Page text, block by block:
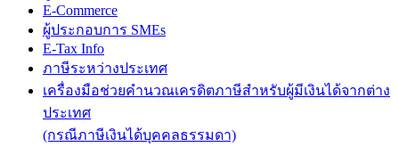
E-Commerce
ผู้ประกอบการ SMEs
E-Tax Info
ภาษีระหว่างประเทศ
เครื่องมือช่วยคำนวณเครดิตภาษีสำหรับผู้มีเงินได้จากต่าง
ประเทศ
(กรณีภาษีเงินได้บุคคลธรรมดา)